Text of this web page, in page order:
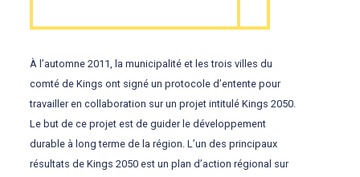
À l’automne 2011, la municipalité et les trois villes du
comté de Kings ont signé un protocole d’entente pour
travailler en collaboration sur un projet intitulé Kings 2050.
Le but de ce projet est de guider le développement
durable à long terme de la région. L’un des principaux
résultats de Kings 2050 est un plan d’action régional sur